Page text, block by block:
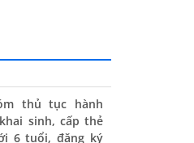
thủ tục hành
sinh, cấp thẻ
6 tuổi, đăng ký